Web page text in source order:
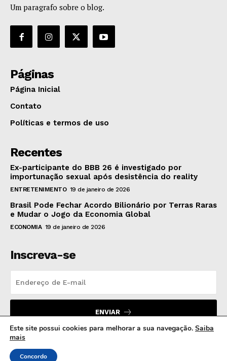
Um paragrafo sobre o blog.
Páginas
Página Inicial
Contato
Políticas e termos de uso
Recentes
Ex-participante do BBB 26 é investigado por
importunação sexual após desistência do reality
ENTRETENIMENTO 19 de janeiro de 2026
Brasil Pode Fechar Acordo Bilionário por Terras Raras
e Mudar o Jogo da Economia Global
ECONOMIA 19 de janeiro de 2026
Inscreva-se
ENVIAR
© 2024 MB Hora News | Todos os direitos reservados.
Este site possui cookies para melhorar a sua navegação. Saiba
mais
Concordo